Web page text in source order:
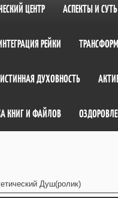
ЦЕНТР АСПЕКТЫ И
РЕЙКИ
ИСТИННАЯ ДУХОВНОСТЬ
КНИГ И ФАЙЛОВ
Душ(ролик)